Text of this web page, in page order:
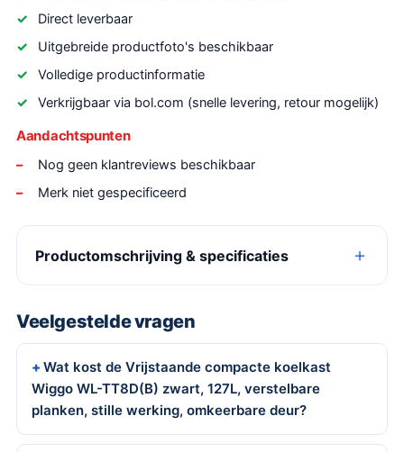
Direct leverbaar
Uitgebreide productfoto's beschikbaar
Volledige productinformatie
Verkrijgbaar via bol.com (snelle levering, retour mogelijk)
Aandachtspunten
Nog geen klantreviews beschikbaar
Merk niet gespecificeerd
Productomschrijving & specificaties
Veelgestelde vragen
Wat kost de Vrijstaande compacte koelkast
Wiggo WL-TT8D(B) zwart, 127L, verstelbare
planken, stille werking, omkeerbare deur?